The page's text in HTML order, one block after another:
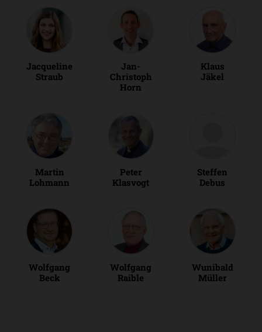
Jacqueline
Straub
Jan-
Christoph
Horn
Klaus
Jäkel
Martin
Lohmann
Peter
Klasvogt
Steffen
Debus
Wolfgang
Beck
Wolfgang
Raible
Wunibald
Müller